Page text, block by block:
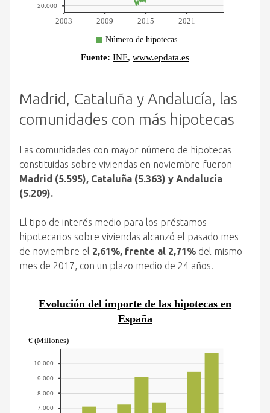
Madrid, Cataluña y Andalucía, las
comunidades con más hipotecas
Las comunidades con mayor número de hipotecas
constituidas sobre viviendas en noviembre fueron
Madrid (5.595), Cataluña (5.363) y Andalucía
(5.209).
El tipo de interés medio para los préstamos
hipotecarios sobre viviendas alcanzó el pasado mes
de noviembre el 2,61%, frente al 2,71% del mismo
mes de 2017, con un plazo medio de 24 años.